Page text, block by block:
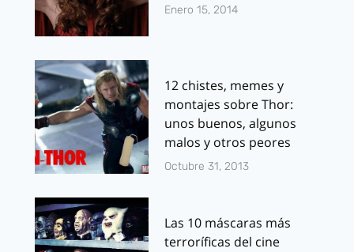
Enero 15, 2014
12 chistes, memes y
montajes sobre Thor:
unos buenos, algunos
malos y otros peores
Octubre 31, 2013
Las 10 máscaras más
terroríficas del cine